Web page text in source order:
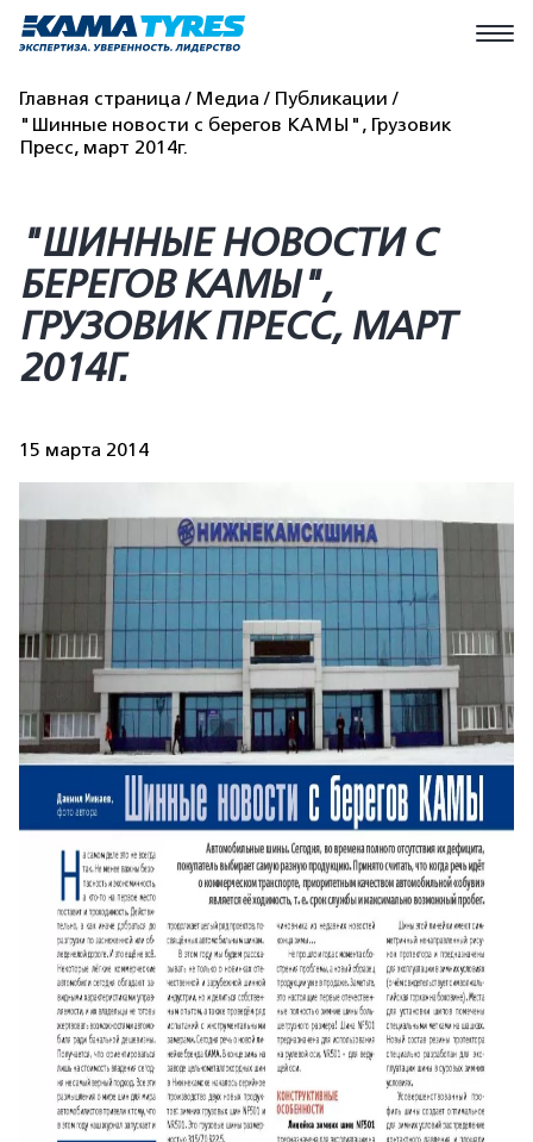
Главная страница Медиа
Публикации
"Шинные новости с берегов КАМЫ", Грузовик
Пресс, март 2014г.
"ШИННЫЕ НОВОСТИ С
БЕРЕГОВ КАМЫ",
ГРУЗОВИК ПРЕСС, МАРТ
2014Г.
15 марта 2014